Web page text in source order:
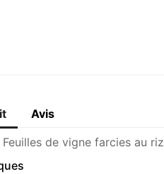
Avis
Feuilles de vigne farcies au riz